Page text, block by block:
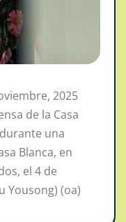
2025
de la Casa
una
Blanca, en
el 4 de
Yousong) (oa)